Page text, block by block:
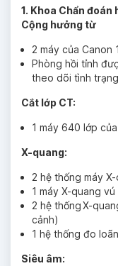
1. Khoa Chẩn đoán
Cộng hưởng từ
2 máy của Canon
Phòng hồi tỉnh
theo dõi tình
Cắt lớp CT:
1 máy 640 lớp
X-quang:
2 hệ thống máy
1 máy X-quang
2 hệ thống X-
cảnh)
1 hệ thống đo
Siêu âm: